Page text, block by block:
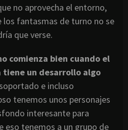
no aprovecha el entorno,
los fantasmas de turno no se
que verse.
comienza bien cuando el
un desarrollo algo
e incluso
tenemos unos personajes
interesante para
eso tenemos a un grupo de